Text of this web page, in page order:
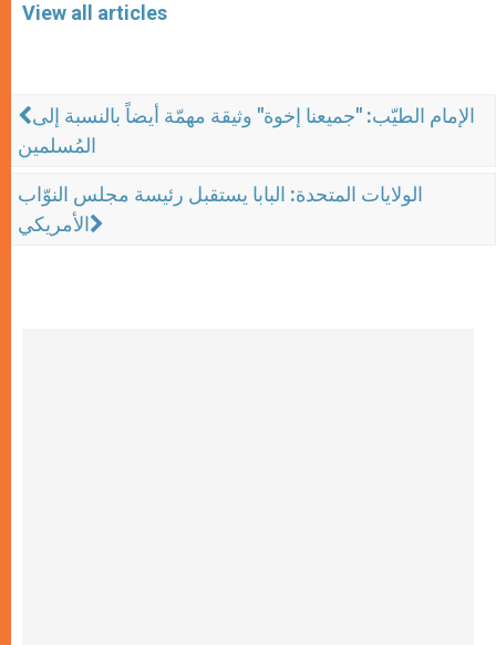
View all articles
الإمام الطيّب: "جميعنا إخوة" وثيقة مهمّة أيضاً بالنسبة إلى
المُسلمين
الولايات المتحدة: البابا يستقبل رئيسة مجلس النوّاب
الأمريكي